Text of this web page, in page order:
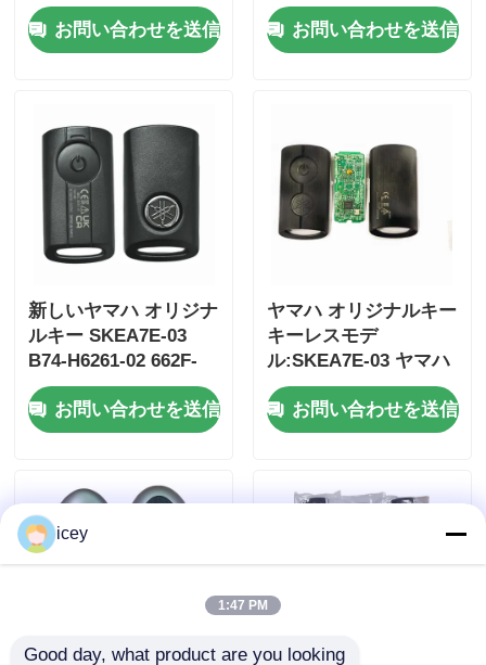
キジムニー 2005-2017
チップなし 37182-A7
のみ制御卸売 MOQ 50
お問い合わせを送信
FSK433.92MHz ID47チ
ップリモコンカーキー
お問い合わせを送信
新しいヤマハ オリジナ
ルキー SKEA7E-03
B74-H6261-02 662F-
SKEA7D03
お問い合わせを送信
ヤマハ オリジナルキー
キーレスモデ
ル:SKEA7E-03 ヤマハ
スマートリモートキー
B74-H6261-02/662F-
SKEA7D03
お問い合わせを送信
icey
1:47 PM
Good day, what product are you looking